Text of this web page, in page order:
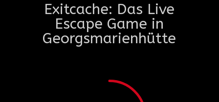
Exitcache: Das Live
Escape Game in
Georgsmarienhütte